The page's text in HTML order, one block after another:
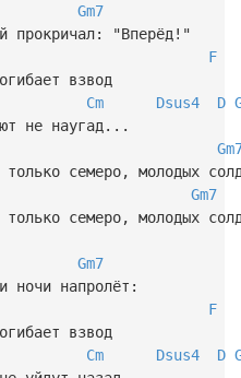
Gm7
"Вперёд!"
F
взвод
Cm Dsus4 D
не наугад...
семеро, молодых
Gm7
семеро, молодых
Gm7
напролёт:
F
взвод
Cm Dsus4 D